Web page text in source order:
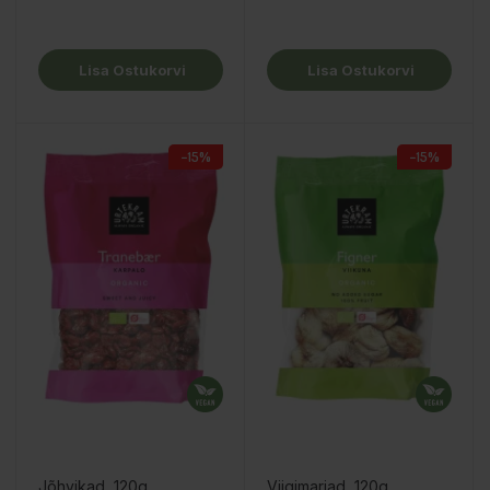
Lisa Ostukorvi Lisa Ostukorvi
−15% −15%